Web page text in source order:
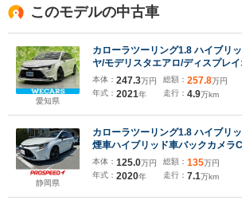
このモデルの中古車
愛知県
カローラツーリング1.8 ハイブリ
ヤ/モデリスタエアロ/ディスプレ
インチ/デジタルインナーミラー/シ
シート ハーフレザー/ヘッドランプ
本体： 247.3万円
年式： 2021年
総額： 257.8万円
走行： 4.9万km
静岡県
カローラツーリング1.8 ハイブリ
煙車ハイブリッド車バックカメラ
ディオ対応ETC車載器セーフティ
ュセーフティーCDDVD再生オート
ムLEDヘッド衝突安全ボディース
ト
本体： 125.0万円
年式： 2020年
総額： 135万円
走行： 7.1万km